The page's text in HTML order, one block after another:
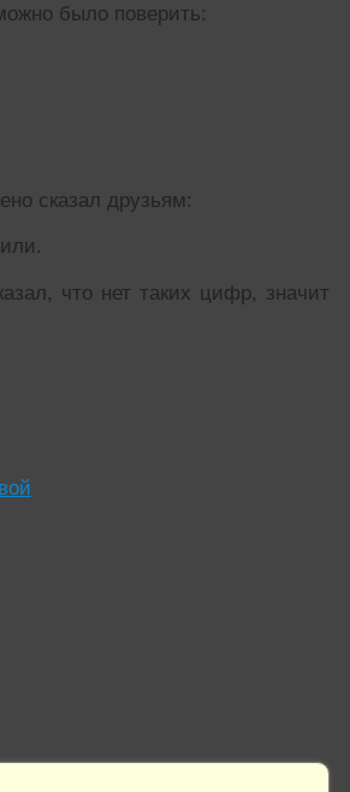
было поверить:
сказал друзьям:
что нет таких цифр, значит